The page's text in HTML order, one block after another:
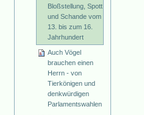
Bloßstellung, Spott
und Schande vom
13. bis zum 16.
Jahrhundert
Auch Vögel
brauchen einen
Herrn - von
Tierkönigen und
denkwürdigen
Parlamentswahlen